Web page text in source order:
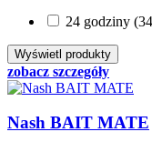
24 godziny
zobacz szczegóły
Nash BAIT MATE